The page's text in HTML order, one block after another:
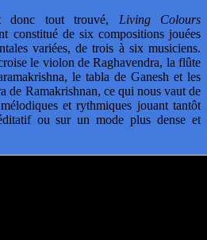
donc tout trouvé, Living Colours
constitué de six compositions jouées
variées, de trois à six musiciens.
le violon de Raghavendra, la flûte
le tabla de Ganesh et les
de Ramakrishnan, ce qui nous vaut de
et rythmiques jouant tantôt
ou sur un mode plus dense et